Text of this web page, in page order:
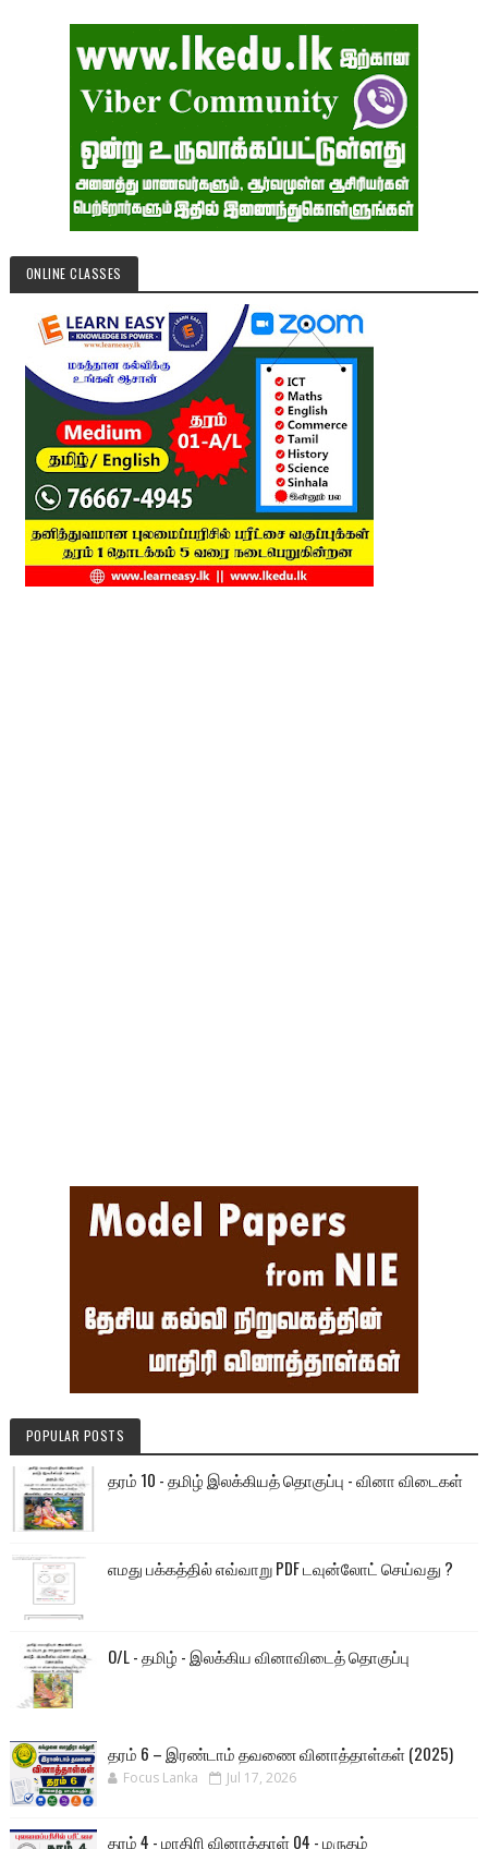
ONLINE CLASSES
POPULAR POSTS
தரம் 10 - தமிழ் இலக்கியத் தொகுப்பு - வினா விடைகள்
எமது பக்கத்தில் எவ்வாறு PDF டவுன்லோட் செய்வது ?
O/L - தமிழ் - இலக்கிய வினாவிடைத் தொகுப்பு
தரம் 6 – இரண்டாம் தவணை வினாத்தாள்கள் (2025)
Focus Lanka Jul 17, 2026
தரம் 4 - மாதிரி வினாத்தாள் 04 - மருதம்